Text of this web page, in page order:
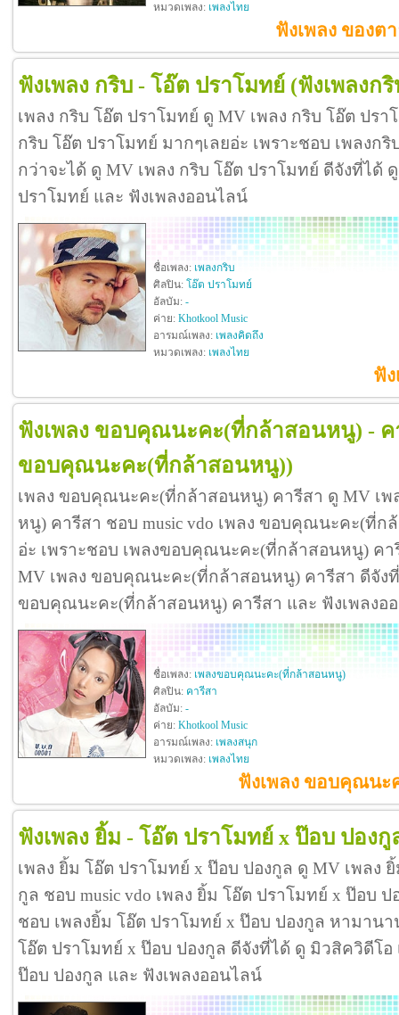
หมวดเพลง: เพลงไทย
ฟังเพลง ของต
ฟังเพลง กริบ - โอ๊ต ปราโมทย์ (ฟังเพลงก
เพลง กริบ โอ๊ต ปราโมทย์ ดู MV เพลง กริบ โอ๊ต ปรา
กริบ โอ๊ต ปราโมทย์ มากๆเลยอ่ะ เพราะชอบ เพลงก
กว่าจะได้ ดู MV เพลง กริบ โอ๊ต ปราโมทย์ ดีจังที่ได้
ปราโมทย์ และ ฟังเพลงออนไลน์
ชื่อเพลง: เพลงกริบ
ศิลปิน: โอ๊ต ปราโมทย์
อัลบัม: -
ค่าย: Khotkool Music
อารมณ์เพลง: เพลงคิดถึง
หมวดเพลง: เพลงไทย
ฟั
ฟังเพลง ขอบคุณนะคะ(ที่กล้าสอนหนู) - ค
ขอบคุณนะคะ(ที่กล้าสอนหนู))
เพลง ขอบคุณนะคะ(ที่กล้าสอนหนู) คารีสา ดู MV เ
หนู) คารีสา ชอบ music vdo เพลง ขอบคุณนะคะ(ที่ก
อ่ะ เพราะชอบ เพลงขอบคุณนะคะ(ที่กล้าสอนหนู) ค
MV เพลง ขอบคุณนะคะ(ที่กล้าสอนหนู) คารีสา ดีจัง
ขอบคุณนะคะ(ที่กล้าสอนหนู) คารีสา และ ฟังเพลงอ
ชื่อเพลง: เพลงขอบคุณนะคะ(ที่กล้าสอนหนู)
ศิลปิน: คารีสา
อัลบัม: -
ค่าย: Khotkool Music
อารมณ์เพลง: เพลงสนุก
หมวดเพลง: เพลงไทย
ฟังเพลง ขอบคุณนะ
ฟังเพลง ยิ้ม - โอ๊ต ปราโมทย์ x ป๊อบ ปองกู
เพลง ยิ้ม โอ๊ต ปราโมทย์ x ป๊อบ ปองกูล ดู MV เพลง
กูล ชอบ music vdo เพลง ยิ้ม โอ๊ต ปราโมทย์ x ป๊อบ ป
ชอบ เพลงยิ้ม โอ๊ต ปราโมทย์ x ป๊อบ ปองกูล หามาน
โอ๊ต ปราโมทย์ x ป๊อบ ปองกูล ดีจังที่ได้ ดู มิวสิควิดีโอ
ป๊อบ ปองกูล และ ฟังเพลงออนไลน์